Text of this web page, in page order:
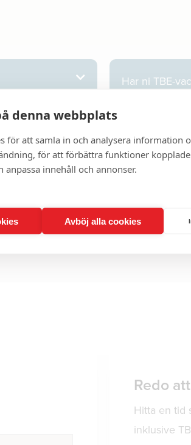
Har ni TBE-
Gäller tiderna
Redo
Hitta en tid
inklusive
denna webbplats
för att samla in och analysera information
för att förbättra funktioner
innehåll och annonser.
Avböj alla cookies